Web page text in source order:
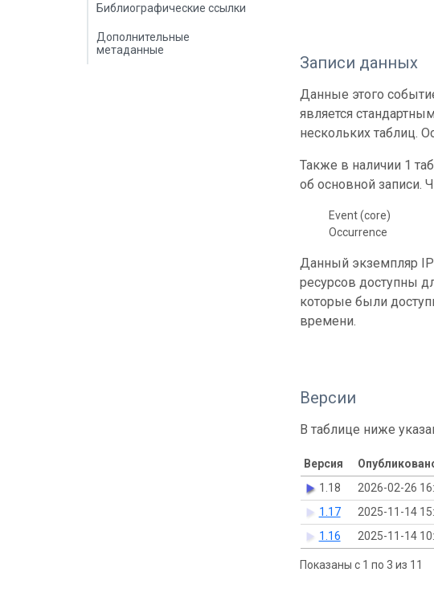
Библиографические ссылки
Дополнительные
метаданные
Записи данных
Данные этого
является
нескольких таблиц.
Также в наличии 1
об основной записи.
Event (core)
Occurrence
Данный экземпляр
ресурсов доступны
которые были
времени.
Версии
В таблице ниже
Версия
1.18
2026-02-26
1.17
2025-11-14
1.16
2025-11-14
Показаны с 1 по 3 из 11